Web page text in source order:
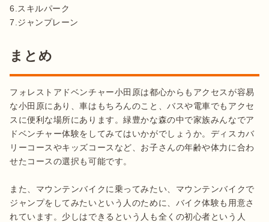
6.スキルパーク
7.ジャンプレーン
まとめ
フォレストアドベンチャー小田原は都心からもアクセスが容易
な小田原にあり、車はもちろんのこと、バスや電車でもアクセ
スに便利な場所にあります。緑豊かな森の中で家族みんなでア
ドベンチャー体験をしてみてはいかがでしょうか。ディスカバ
リーコースやキッズコースなど、お子さんの年齢や体力に合わ
せたコースの選択も可能です。
また、マウンテンバイクに乗ってみたい、マウンテンバイクで
ジャンプをしてみたいという人のために、バイク体験も用意さ
れています。少しはできるという人も全くの初心者という人